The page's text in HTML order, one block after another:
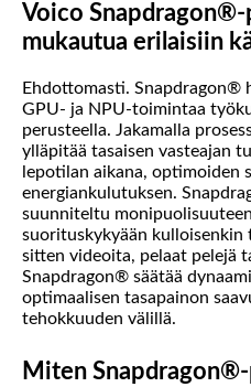
Voico
mukautua erilaisiin
Ehdottomasti. Snapdragon®
GPU- ja NPU-toimintaa
perusteella. Jakamalla
ylläpitää tasaisen vasteajan
lepotilan aikana, optimoiden
energiankulutuksen.
suunniteltu
suorituskykyään kulloisenkin
sitten videoita, pelaat pelejä
Snapdragon® säätää
optimaalisen tasapainon
tehokkuuden välillä.
Miten